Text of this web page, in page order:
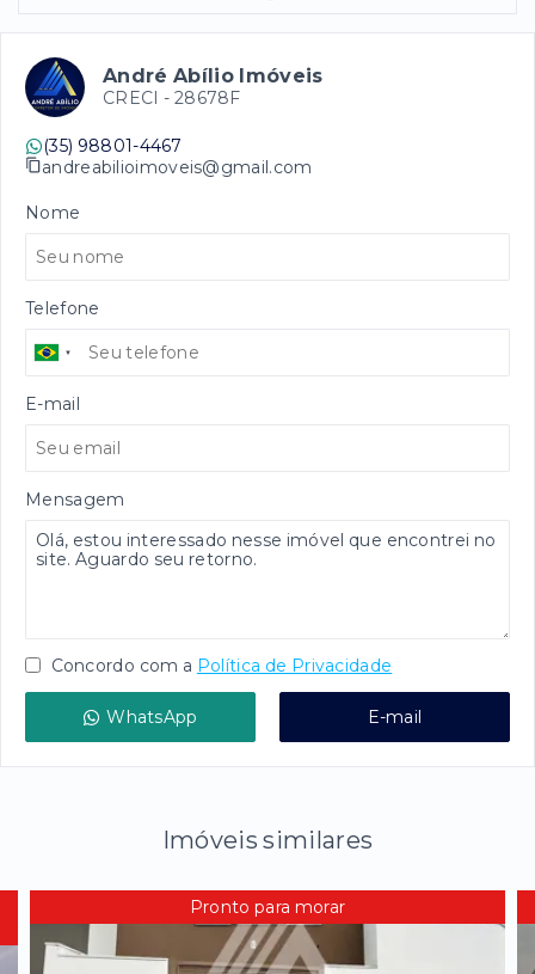
André Abílio Imóveis
CRECI - 28678F
(35) 98801-4467
andreabilioimoveis@gmail.com
Nome
Telefone
E-mail
Mensagem
Concordo com a Política de Privacidade
WhatsApp E-mail
Imóveis similares
Pronto para morar